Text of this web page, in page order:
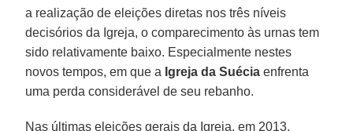
a realização de eleições diretas nos três níveis
decisórios da Igreja, o comparecimento às urnas tem
sido relativamente baixo. Especialmente nestes
novos tempos, em que a Igreja da Suécia enfrenta
uma perda considerável de seu rebanho.
Nas últimas eleições gerais da Igreja, em 2013,